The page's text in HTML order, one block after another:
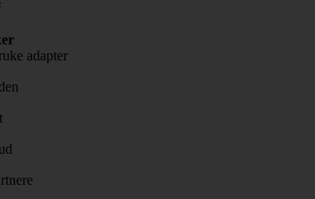
adapter